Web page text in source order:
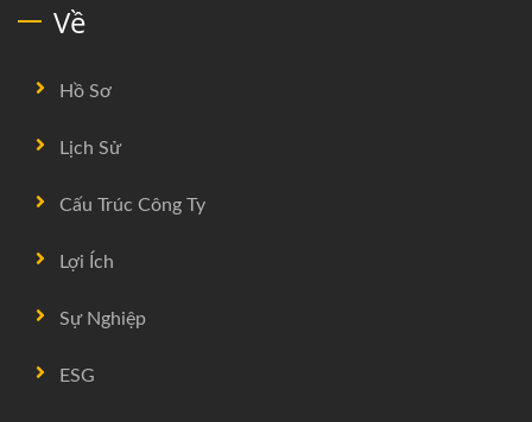
Về
Hồ Sơ
Lịch Sử
Cấu Trúc Công Ty
Lợi Ích
Sự Nghiệp
ESG